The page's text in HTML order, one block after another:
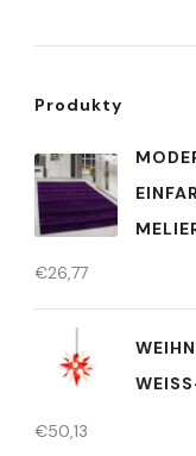
Produkty
€26,77
EISS-
€50,13